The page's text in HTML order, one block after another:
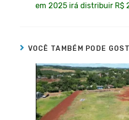
em 2025 irá distribuir R$
VOCÊ TAMBÉM PODE